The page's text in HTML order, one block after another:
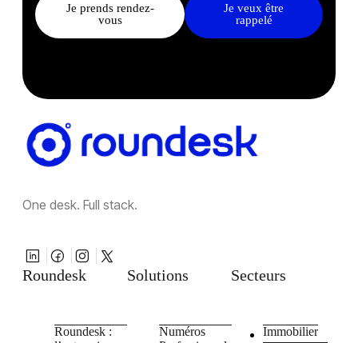
Je prends rendez-
vous
Je veux être
rappelé
One desk. Full stack.
Roundesk
Roundesk :
Solutions
Numéros
Secteurs
Immobilier